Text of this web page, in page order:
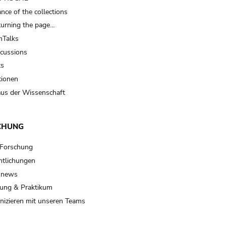
of the collections
the page…
der Wissenschaft
& Praktikum
mit unseren Teams